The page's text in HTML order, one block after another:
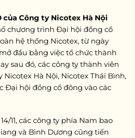
Công ty Nicotex Hà Nội
chương trình Đại hội đồng cổ
hệ thống Nicotex, từ ngày
đầu bằng việc tổ chức thành
sau đó, các công ty thành viên
Nicotex Hà Nội, Nicotex Thái Bình,
Đại hội đồng cổ đông vào các
11, các công ty phía Nam bao
và Bình Dương cũng tiến